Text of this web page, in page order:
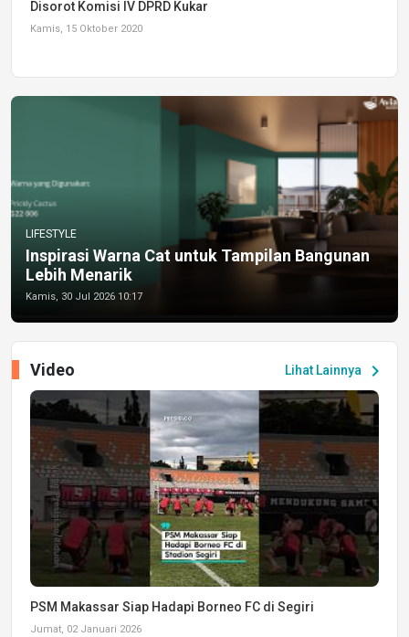
Disorot Komisi IV DPRD Kukar
Kamis, 15 Oktober 2020
LIFESTYLE
Inspirasi Warna Cat untuk Tampilan Bangunan
Lebih Menarik
Kamis, 30 Jul 2026 10:17
Lihat Lainnya chevron_right
Video
PSM Makassar Siap Hadapi Borneo FC di Segiri
Jumat, 02 Januari 2026